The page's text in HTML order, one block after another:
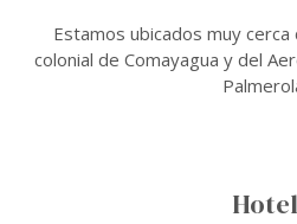
Estamos ubicados muy
colonial de Comayagua y del
Hotel